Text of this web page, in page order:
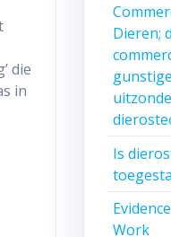
die
in
Dieren;
gunstige
Is
Work